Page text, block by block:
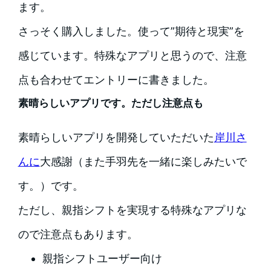
ます。
さっそく購入しました。使って”期待と現実”を
感じています。特殊なアプリと思うので、注意
点も合わせてエントリーに書きました。
素晴らしいアプリです。ただし注意点も
素晴らしいアプリを開発していただいた岸川さ
んに大感謝（また手羽先を一緒に楽しみたいで
す。）です。
ただし、親指シフトを実現する特殊なアプリな
ので注意点もあります。
親指シフトユーザー向け